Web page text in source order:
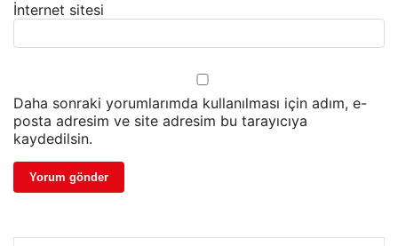
İnternet sitesi
Daha sonraki yorumlarımda kullanılması için adım, e-
posta adresim ve site adresim bu tarayıcıya
kaydedilsin.